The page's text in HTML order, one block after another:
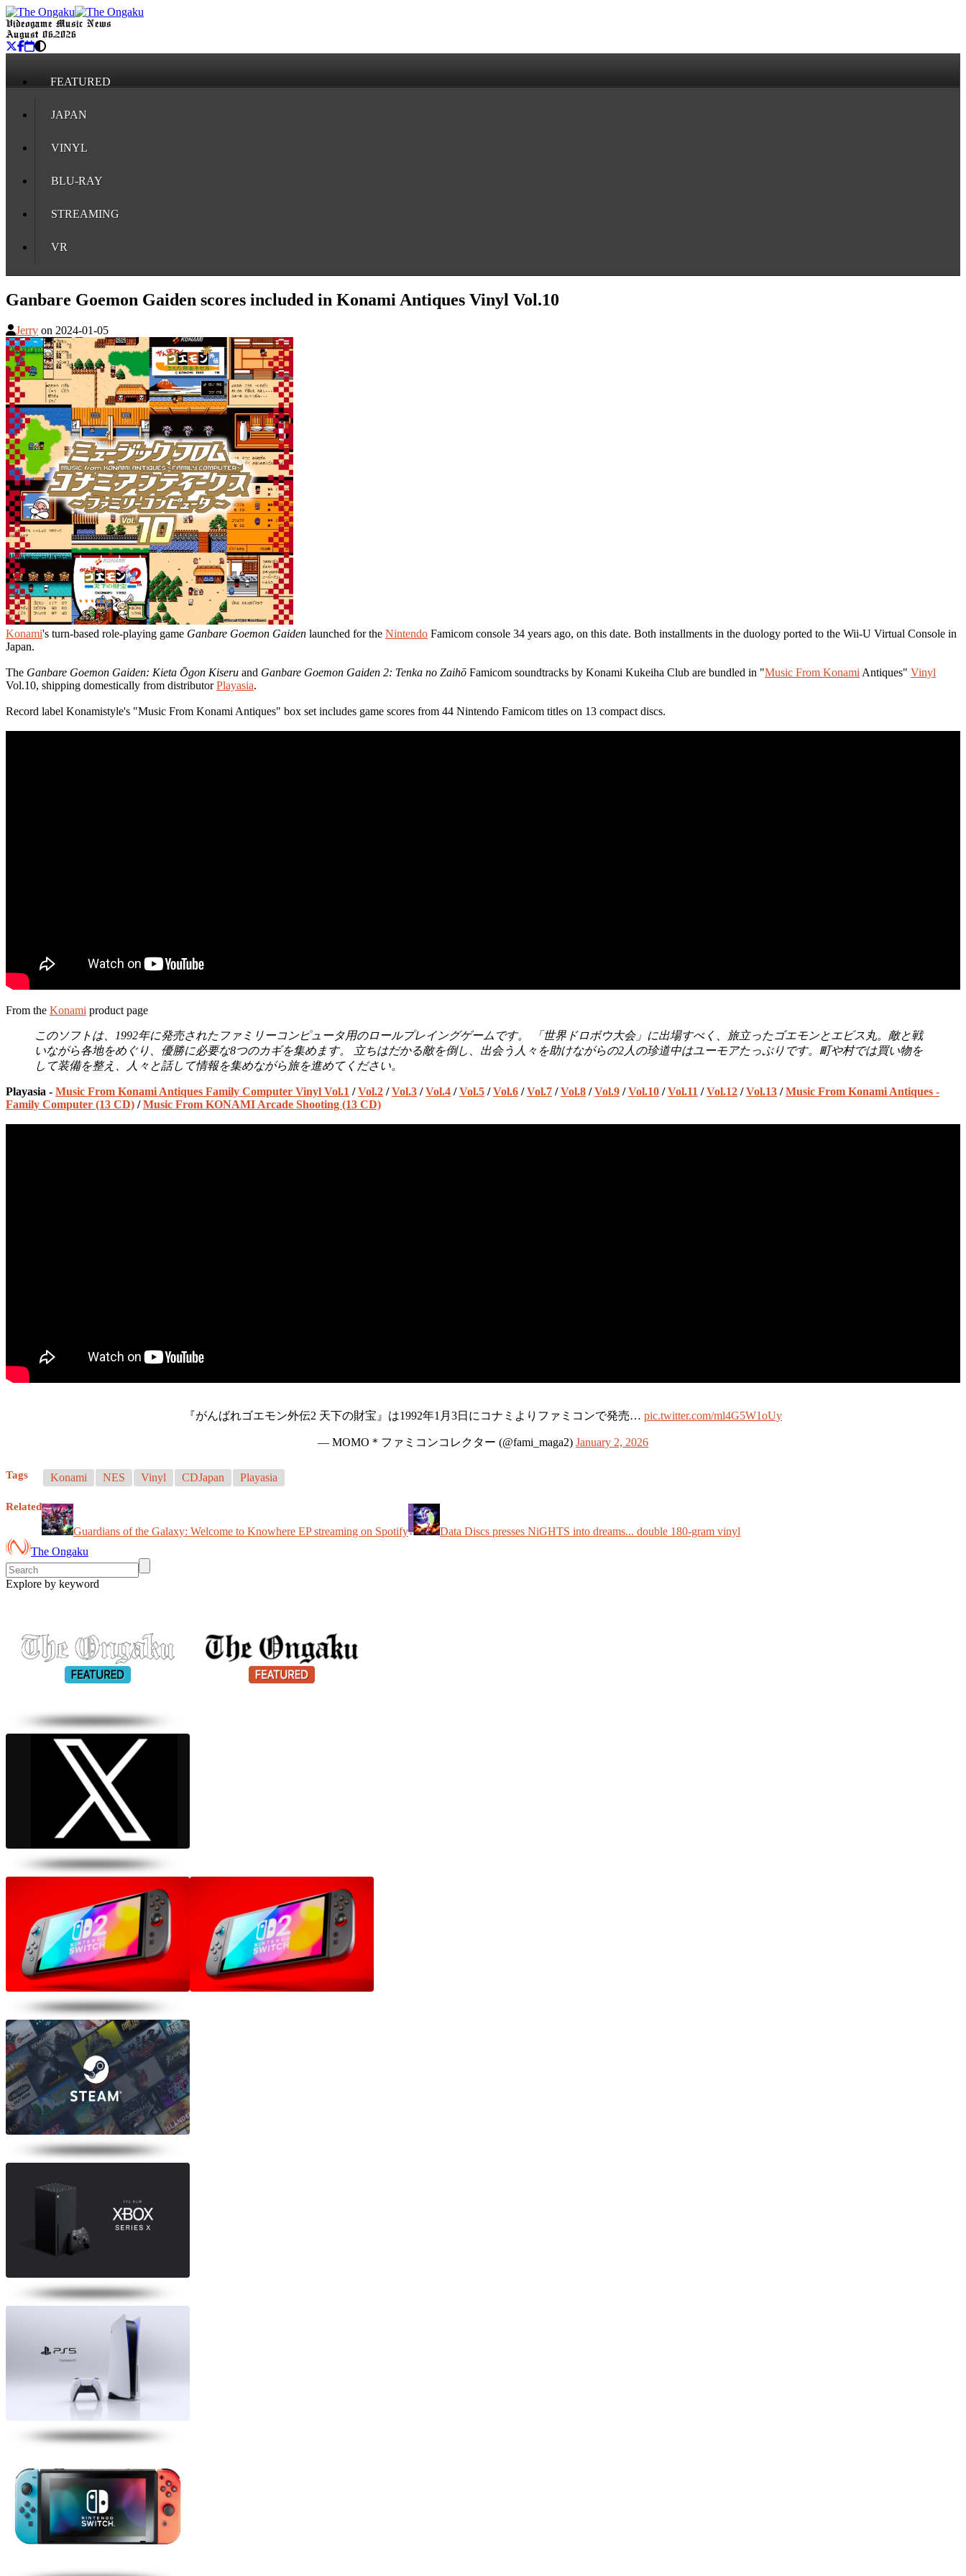
Videogame Music News
August 06, 2026
FEATURED
JAPAN
VINYL
BLU-RAY
STREAMING
VR
Ganbare Goemon Gaiden scores included in Konami Antiques Vinyl Vol.10
Jerry on 2024-01-05
Konami's turn-based role-playing game Ganbare Goemon Gaiden launched for the Nintendo Famicom console 34 years ago, on this date. Both installments in the duology ported to the Wii-U Virtual Console in
Japan.
The Ganbare Goemon Gaiden: Kieta Ōgon Kiseru and Ganbare Goemon Gaiden 2: Tenka no Zaihō Famicom soundtracks by Konami Kukeiha Club are bundled in "Music From Konami Antiques" Vinyl
Vol.10, shipping domestically from distributorPlayasia.
Record label Konamistyle's "Music From Konami Antiques" box set includes game scores from 44 Nintendo Famicom titles on 13 compact discs.
From the Konami product page
このソフトは、1992年に発売されたファミリーコンピュータ用のロールプレイングゲームです。 「世界ドロボウ大会」に出場すべく、旅立ったゴエモンとエビス丸。敵と戦
いながら各地をめぐり、優勝に必要な8つのカギを集めます。 立ちはだかる敵を倒し、出会う人々を助けながらの2人の珍道中はユーモアたっぷりです。町や村では買い物を
して装備を整え、人々と話して情報を集めながら旅を進めてください。
Playasia - Music From Konami Antiques Family Computer Vinyl Vol.1 /Vol.2 /Vol.3 /Vol.4 /Vol.5 /Vol.6 /Vol.7 /Vol.8 /Vol.9 /Vol.10 /Vol.11 /Vol.12 /Vol.13 /Music From Konami Antiques -
Family Computer (13 CD) /Music From KONAMI Arcade Shooting (13 CD)
『がんばれゴエモン外伝2 天下の財宝』は1992年1月3日にコナミよりファミコンで発売… pic.twitter.com/ml4G5W1oUy
— MOMO＊ファミコンコレクター (@fami_maga2) January 2, 2026
Tags Konami NES Vinyl CDJapan Playasia
Related
Guardians of the Galaxy: Welcome to Knowhere EP streaming on Spotify
Data Discs presses NiGHTS into dreams... double 180-gram vinyl
The Ongaku
Explore by keyword